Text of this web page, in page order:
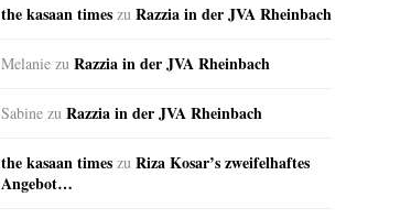
the kasaan times zu Razzia in der JVA Rheinbach
Melanie zu Razzia in der JVA Rheinbach
Sabine zu Razzia in der JVA Rheinbach
the kasaan times zu Riza Kosar’s zweifelhaftes
Angebot…